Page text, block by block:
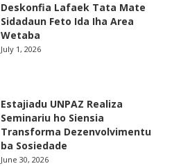
Deskonfia Lafaek Tata Mate
Sidadaun Feto Ida Iha Area
Wetaba
July 1, 2026
Estajiadu UNPAZ Realiza
Seminariu ho Siensia
Transforma Dezenvolvimentu
ba Sosiedade
June 30, 2026